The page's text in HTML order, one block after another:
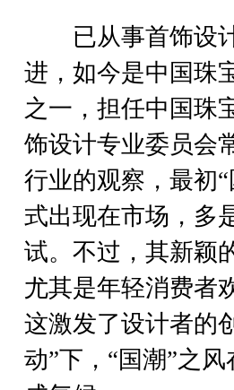
已从事首饰设计
进，如今是中国珠
之一，担任中国珠
饰设计专业委员会
行业的观察，最初
式出现在市场，多
试。不过，其新颖
尤其是年轻消费者
这激发了设计者的
动”下，“国潮”之